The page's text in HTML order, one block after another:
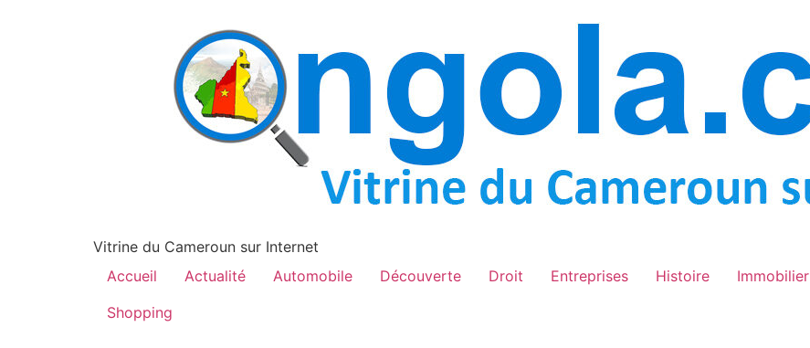
Vitrine du Cameroun sur Internet
Accueil
Actualité Automobile Découverte Droit Entreprises Histoire Immobilier
Shopping